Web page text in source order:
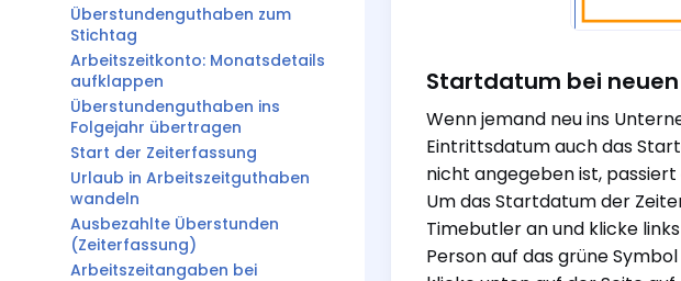
Überstundenguthaben zum
Stichtag
Arbeitszeitkonto: Monatsdetails
aufklappen
Überstundenguthaben ins
Folgejahr übertragen
Start der Zeiterfassung
Urlaub in Arbeitszeitguthaben
wandeln
Ausbezahlte Überstunden
(Zeiterfassung)
Arbeitszeitangaben bei
Startdatum bei
Wenn jemand neu ins
Eintrittsdatum auch das
nicht angegeben ist,
Um das Startdatum der
Timebutler an und klicke
Person auf das grüne